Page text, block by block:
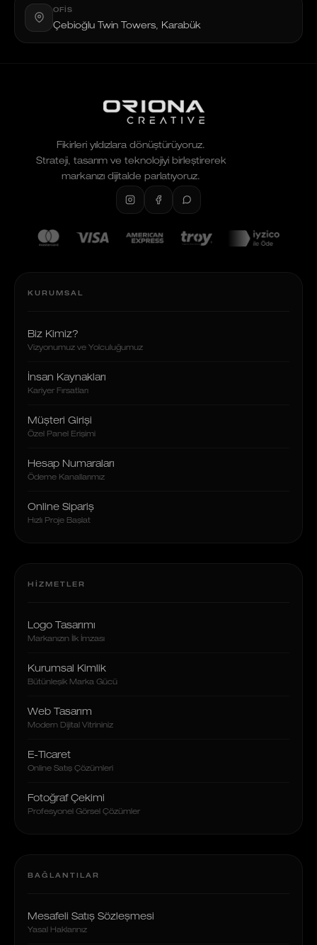
OFIS
Çebioğlu Twin Towers, Karabük
Fikirleri yıldızlara dönüştürüyoruz.
Strateji, tasarım ve teknolojiyi birleştirerek
markanızı dijitalde parlatıyoruz.
KURUMSAL
Biz Kimiz?
Vizyonumuz ve Yolculuğumuz
İnsan Kaynakları
Kariyer Fırsatları
Müşteri Girişi
Özel Panel Erişimi
Hesap Numaraları
Ödeme Kanallarımız
Online Sipariş
Hızlı Proje Başlat
HIZMETLER
Logo Tasarımı
Markanızın İlk İmzası
Kurumsal Kimlik
Bütünleşik Marka Gücü
Web Tasarım
Modern Dijital Vitrininiz
E-Ticaret
Online Satış Çözümleri
Fotoğraf Çekimi
Profesyonel Görsel Çözümler
BAĞLANTILAR
Mesafeli Satış Sözleşmesi
Yasal Haklarınız